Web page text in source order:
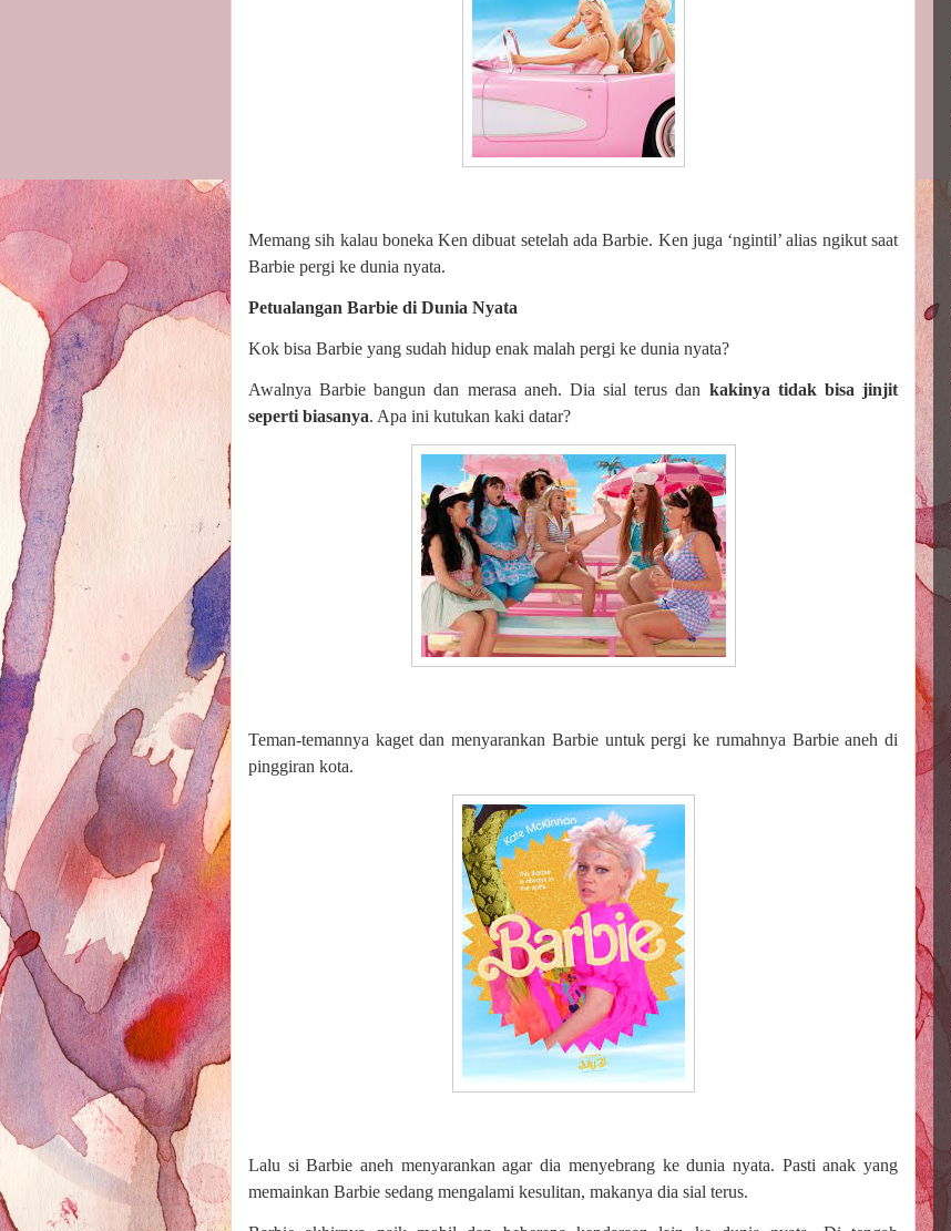
Memang sih kalau boneka Ken dibuat setelah ada Barbie. Ken juga ‘ngintil’ alias ngikut saat
Barbie pergi ke dunia nyata.
Petualangan Barbie di Dunia Nyata
Kok bisa Barbie yang sudah hidup enak malah pergi ke dunia nyata?
Awalnya Barbie bangun dan merasa aneh. Dia sial terus dan kakinya tidak bisa jinjit
seperti biasanya. Apa ini kutukan kaki datar?
Teman-temannya kaget dan menyarankan Barbie untuk pergi ke rumahnya Barbie aneh di
pinggiran kota.
Lalu si Barbie aneh menyarankan agar dia menyebrang ke dunia nyata. Pasti anak yang
memainkan Barbie sedang mengalami kesulitan, makanya dia sial terus.